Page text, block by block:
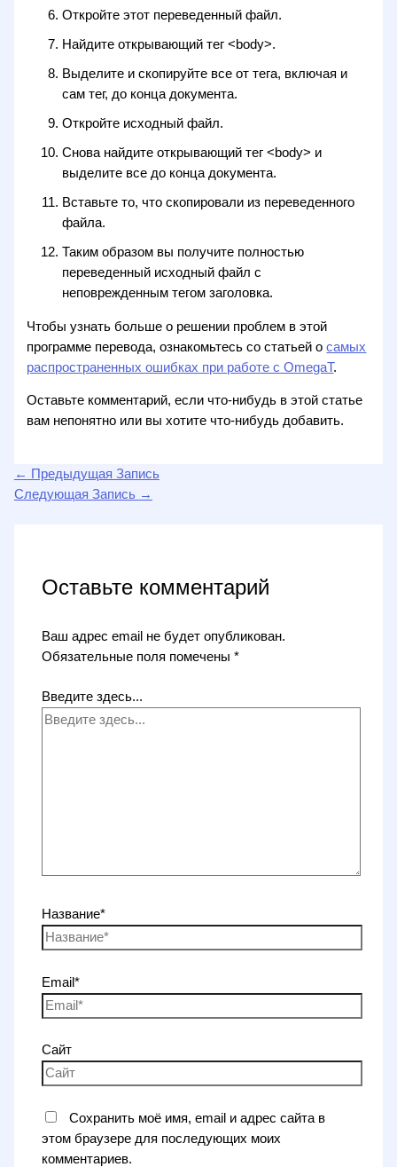
Откройте этот переведенный файл.
Найдите открывающий тег <body>.
Выделите и скопируйте все от тега, включая и
сам тег, до конца документа.
Откройте исходный файл.
Снова найдите открывающий тег <body> и
выделите все до конца документа.
Вставьте то, что скопировали из переведенного
файла.
Таким образом вы получите полностью
переведенный исходный файл с
неповрежденным тегом заголовка.
Чтобы узнать больше о решении проблем в этой
программе перевода, ознакомьтесь со статьей осамых
распространенных ошибках при работе с OmegaT.
Оставьте комментарий, если что-нибудь в этой статье
вам непонятно или вы хотите что-нибудь добавить.
← Предыдущая Запись
Следующая Запись →
Оставьте комментарий
Ваш адрес email не будет опубликован.
Обязательные поля помечены*
Введите здесь...
Название*
Email*
Сайт
Сохранить моё имя, email и адрес сайта в
этом браузере для последующих моих
комментариев.